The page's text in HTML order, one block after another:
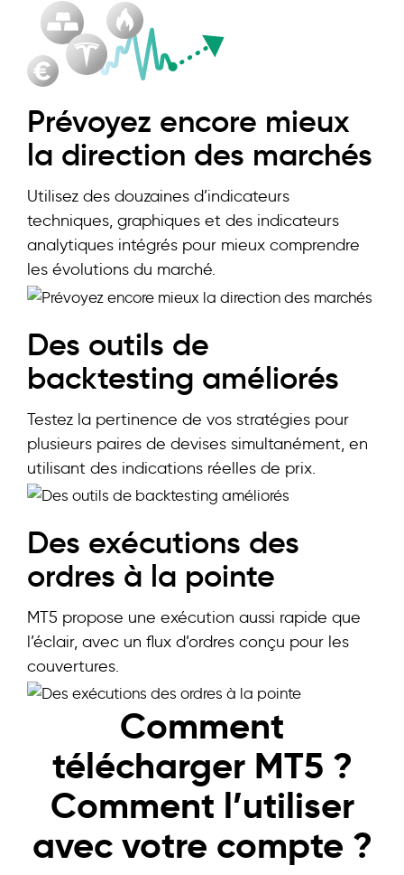
Prévoyez encore mieux
la direction des marchés
Utilisez des douzaines d’indicateurs
techniques, graphiques et des indicateurs
analytiques intégrés pour mieux comprendre
les évolutions du marché.
Des outils de
backtesting améliorés
Testez la pertinence de vos stratégies pour
plusieurs paires de devises simultanément, en
utilisant des indications réelles de prix.
Des exécutions des
ordres à la pointe
MT5 propose une exécution aussi rapide que
l’éclair, avec un flux d’ordres conçu pour les
couvertures.
Comment
télécharger MT5 ?
Comment l’utiliser
avec votre compte ?